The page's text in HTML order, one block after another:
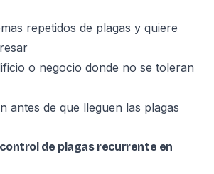
repetidos de plagas y quiere
o negocio donde no se toleran
antes de que lleguen las plagas
de plagas recurrente en